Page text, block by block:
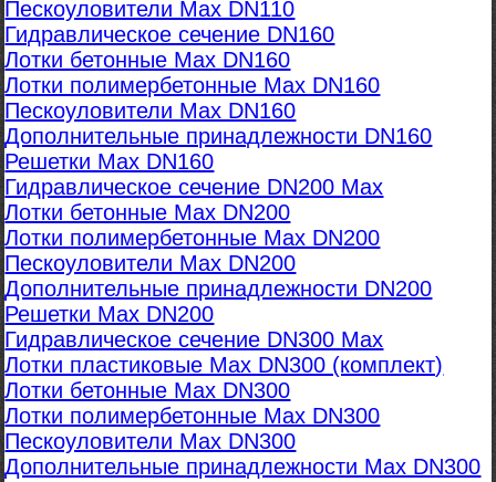
Пескоуловители Max DN110
Гидравлическое сечение DN160
Лотки бетонные Max DN160
Лотки полимербетонные Max DN160
Пескоуловители Max DN160
Дополнительные принадлежности DN160
Решетки Max DN160
Гидравлическое сечение DN200 Max
Лотки бетонные Max DN200
Лотки полимербетонные Max DN200
Пескоуловители Max DN200
Дополнительные принадлежности DN200
Решетки Max DN200
Гидравлическое сечение DN300 Max
Лотки пластиковые Max DN300 (комплект)
Лотки бетонные Max DN300
Лотки полимербетонные Max DN300
Пескоуловители Max DN300
Дополнительные принадлежности Max DN300